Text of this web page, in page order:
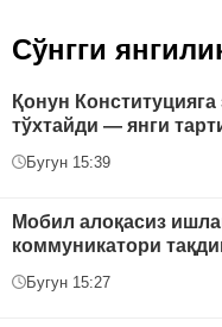
Сўнгги
Қонун
тўхтайди — янги
Бугун 15:39
Мобил алоқасиз
коммуникатори
Бугун 15:27